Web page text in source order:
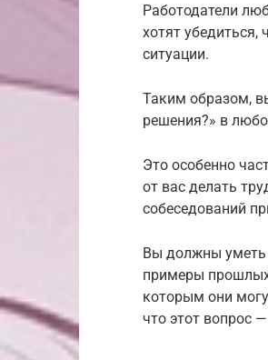
Работодатели
хотят убедиться,
ситуации.
Таким образом,
решения?» в
Это особенно
от вас делать
собеседований
Вы должны уметь
примеры
которым они
что этот вопрос